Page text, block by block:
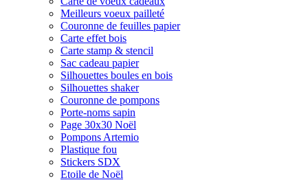
Meilleurs voeux pailleté
Couronne de feuilles papier
Carte effet bois
Carte stamp & stencil
Sac cadeau papier
Silhouettes boules en bois
Silhouettes shaker
Couronne de pompons
Porte-noms sapin
Page 30x30 Noël
Pompons Artemio
Plastique fou
Stickers SDX
Etoile de Noël